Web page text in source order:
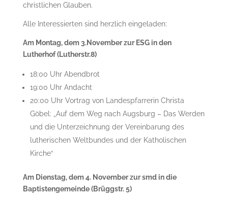
christlichen Glauben.
Alle Interessierten sind herzlich eingeladen:
Am Montag, dem 3.November zur ESG in den
Lutherhof (Lutherstr.8)
18:00 Uhr Abendbrot
19:00 Uhr Andacht
20:00 Uhr Vortrag von Landespfarrerin Christa
Göbel: „Auf dem Weg nach Augsburg – Das Werden
und die Unterzeichnung der Vereinbarung des
lutherischen Weltbundes und der Katholischen
Kirche“
Am Dienstag, dem 4. November zur smd in die
Baptistengemeinde (Brüggstr. 5)